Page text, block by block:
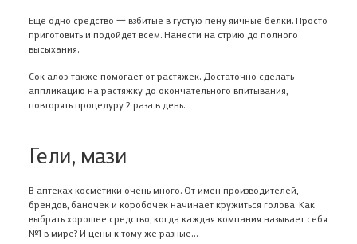
Ещё одно средство 一 взбитые в густую пену яичные белки. Просто
приготовить и подойдет всем. Нанести на стрию до полного
высыхания.
Сок алоэ также помогает от растяжек. Достаточно сделать
аппликацию на растяжку до окончательного впитывания,
повторять процедуру 2 раза в день.
Гели, мази
В аптеках косметики очень много. От имен производителей,
брендов, баночек и коробочек начинает кружиться голова. Как
выбрать хорошее средство, когда каждая компания называет себя
№1 в мире? И цены к тому же разные…